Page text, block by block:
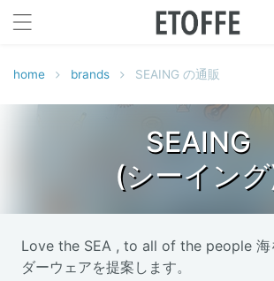
home brands SEAING の通販
SEAING
(シーイン
Love the SEA , to all of the people 海
ダーウェアを提案します。